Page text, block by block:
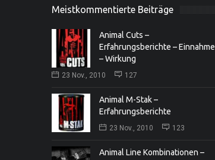
Meistkommentierte Beiträge
Animal Cuts –
Erfahrungsberichte – Einnahme
– Wirkung
23 Nov., 2010 127
Animal M-Stak –
Erfahrungsberichte
23 Nov., 2010 123
Animal Line Kombinationen –